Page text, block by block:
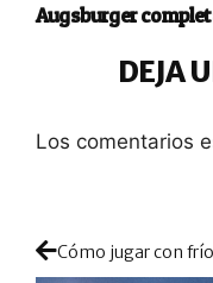
Augsburger
DEJA
Los comentarios